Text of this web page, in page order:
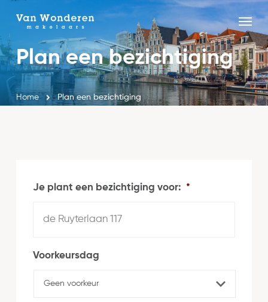
main
content
Menu
Plan een bezichtiging
Home Plan een bezichtiging
Je plant een bezichtiging voor: *
Voorkeursdag
Close
Menu